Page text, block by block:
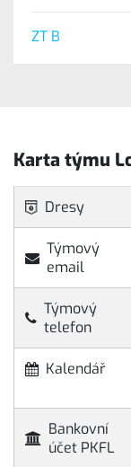
ZT B
Karta týmu
Dresy
Týmový
email
Týmový
telefon
Kalendář
Bankovní
účet PKFL